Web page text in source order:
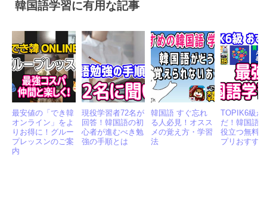
韓国語学習に有用な記事
最安値の「でき韓
オンライン」をよ
りお得に！グルー
プレッスンのご案
内
現役学習者72名が
回答！韓国語の初
心者が進むべき勉
強の手順とは
韓国語 すぐ忘れ
る人必見！オスス
メの覚え方・学習
法
TOPIK6級が
だ！韓国語
役立つ無料
プリおすす